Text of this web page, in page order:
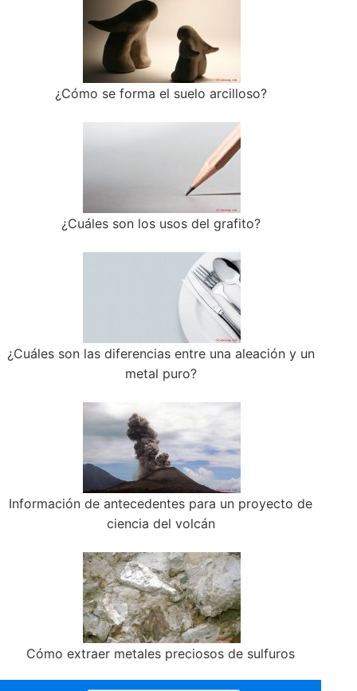
¿Cómo se forma el suelo arcilloso?
¿Cuáles son los usos del grafito?
¿Cuáles son las diferencias entre una aleación y un
metal puro?
Información de antecedentes para un proyecto de
ciencia del volcán
Cómo extraer metales preciosos de sulfuros